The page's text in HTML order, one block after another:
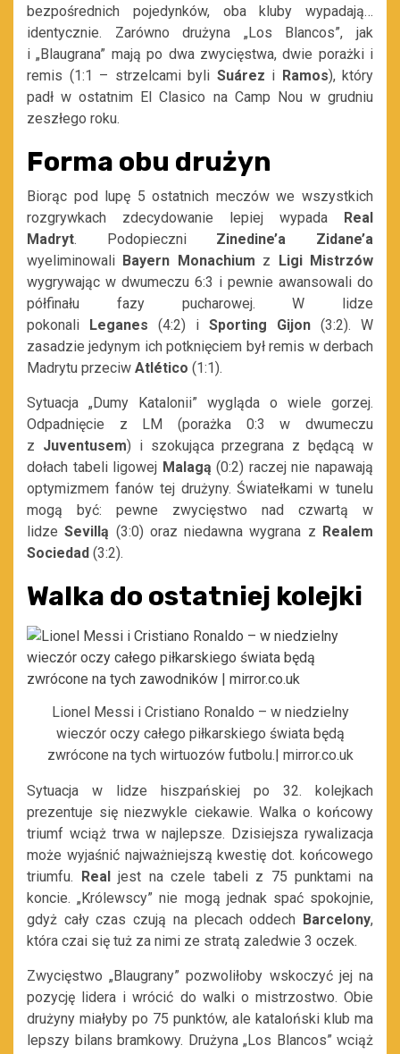
bezpośrednich pojedynków, oba kluby wypadają…
identycznie. Zarówno drużyna
„Los Blancos”, jak
i „Blaugrana” mają po dwa zwycięstwa, dwie porażki i
remis (1:1 – strzelcami byli Suárez i Ramos), który
padł w ostatnim El Clasico na Camp Nou w grudniu
zeszłego roku.
Forma obu drużyn
Biorąc pod lupę 5 ostatnich meczów we wszystkich
rozgrywkach zdecydowanie lepiej wypada
Real
Madryt. Podopieczni Zinedine’a Zidane’a
wyeliminowali Bayern Monachium z
Ligi Mistrzów
wygrywając w dwumeczu 6:3 i pewnie awansowali do
półfinału fazy pucharowej. W lidze
pokonali
Leganes (4:2) i Sporting Gijon (3:2). W
zasadzie jedynym ich potknięciem był remis w derbach
Madrytu przeciw Atlético (1:1).
Sytuacja „Dumy Katalonii” wygląda o wiele gorzej.
Odpadnięcie z LM
(porażka 0:3 w dwumeczu
z Juventusem) i szokująca przegrana z będącą w
dołach tabeli ligowej Malagą(0:2) raczej nie napawają
optymizmem fanów tej drużyny. Światełkami w tunelu
mogą być: pewne zwycięstwo nad czwartą w
lidzeSevillą (3:0) oraz niedawna wygrana z Realem
Sociedad (3:2).
Walka do ostatniej kolejki
Lionel Messi i Cristiano Ronaldo – w niedzielny
wieczór oczy całego piłkarskiego świata będą
zwrócone na tych wirtuozów futbolu.| mirror.co.uk
Sytuacja w lidze hiszpańskiej po 32. kolejkach
prezentuje się niezwykle ciekawie. Walka o końcowy
triumf wciąż trwa w najlepsze. Dzisiejsza rywalizacja
może wyjaśnić najważniejszą kwestię dot. końcowego
triumfu.
Realjest na czele tabeli z 75 punktami na
koncie. „Królewscy” nie mogą jednak spać spokojnie,
gdyż cały czas czują na plecach oddech
Barcelony,
która czai się tuż za nimi ze stratą zaledwie 3 oczek.
Zwycięstwo „Blaugrany” pozwoliłoby wskoczyć jej na
pozycję lidera i wrócić do walki o mistrzostwo. Obie
drużyny miałyby po 75 punktów, ale kataloński klub ma
lepszy bilans bramkowy. Drużyna „Los Blancos” wciąż